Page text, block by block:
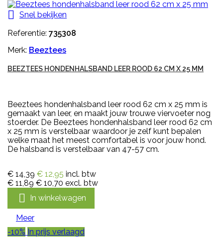

Snel bekijken
Referentie: 735308
Merk: Beeztees
BEEZTEES HONDENHALSBAND LEER ROOD 62 CM X 25 MM
Beeztees hondenhalsband leer rood 62 cm x 25 mm is
gemaakt van leer, en maakt jouw trouwe viervoeter nog
stoerder. De Beeztees hondenhalsband leer rood 62 cm
x 25 mm is verstelbaar waardoor je zelf kunt bepalen
welke maat het meest comfortabel is voor jouw hond.
De halsband is verstelbaar van 47-57 cm.
€ 14,39 € 12,95 incl. btw
€ 11,89 € 10,70 excl. btw
 In winkelwagen
Meer
-10% In prijs verlaagd